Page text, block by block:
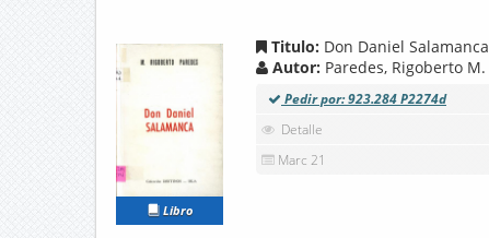
Libro
Titulo: Don Daniel Salamanca
Autor: Paredes, Rigoberto M.
Pedir por: 923.284 P2274d
Detalle
Marc 21